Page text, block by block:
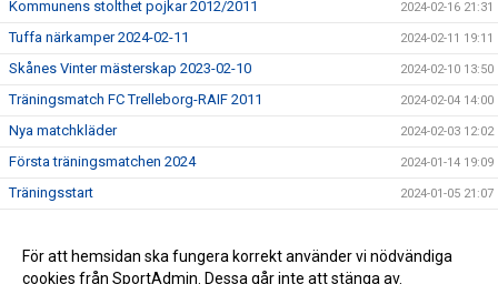
Kommunens stolthet pojkar 2012/2011 2024-02-16 21:31
Tuffa närkamper 2024-02-11 2024-02-11 19:11
Skånes Vinter mästerskap 2023-02-10 2024-02-10 13:50
Träningsmatch FC Trelleborg-RAIF 2011 2024-02-04 14:00
Nya matchkläder 2024-02-03 12:02
Första träningsmatchen 2024 2024-01-14 19:09
Träningsstart 2024-01-05 21:07
Välkommen till RAIF 2024 2023-12-17 19:41
För att hemsidan ska fungera korrekt använder vi nödvändiga
cookies från SportAdmin. Dessa går inte att stänga av.